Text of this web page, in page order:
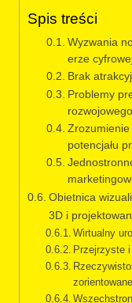
Spis treści
Wyzwania
erze
Brak
Problemy
rozwojowego
potencjału
Obietnica
3D i
Wirtualny
Przejrzyste